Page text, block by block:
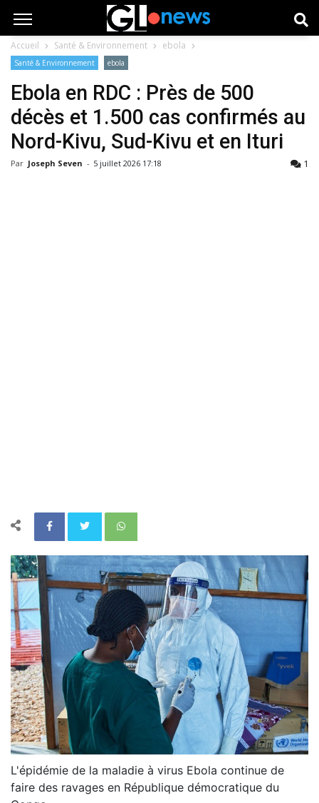
Accueil Santé & Environnement ebola
Santé & Environnement ebola
Ebola en RDC : Près de 500
décès et 1.500 cas confirmés au
Nord-Kivu, Sud-Kivu et en Ituri
Par Joseph Seven - 5 juillet 2026 17:18 1
L'épidémie de la maladie à virus Ebola continue de
faire des ravages en République démocratique du